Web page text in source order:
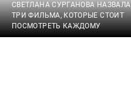
СВЕТЛАНА СУРГАНОВА НАЗВАЛА
ТРИ ФИЛЬМА, КОТОРЫЕ СТОИТ
ПОСМОТРЕТЬ КАЖДОМУ